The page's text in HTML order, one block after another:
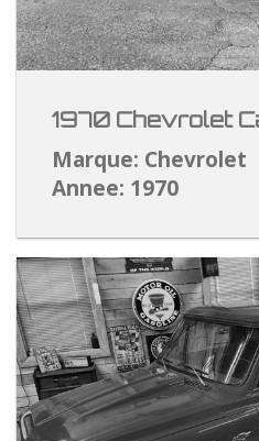
1970 Chevrolet
Marque: Chevrolet
Annee: 1970